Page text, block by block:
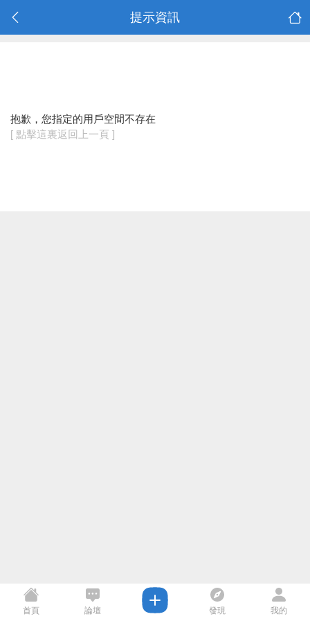
提示資訊
抱歉，您指定的用戶空間不存在
[ 點擊這裏返回上一頁 ]
首頁 論壇 發現 我的